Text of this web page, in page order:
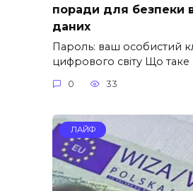
поради для безпеки
даних
Пароль: ваш особистий
цифрового світу Що таке
0 33
ЛАЙФ